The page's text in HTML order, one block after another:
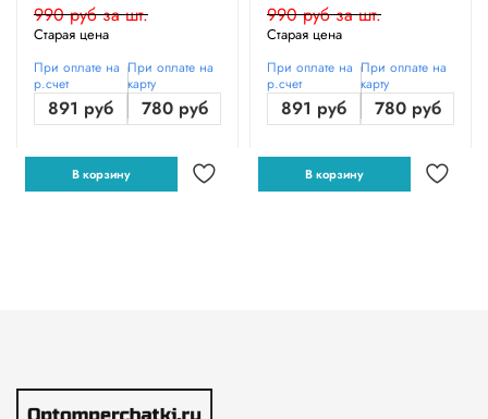
990 руб за шт.
Старая цена
При оплате на
р.счет
891 руб
При оплате на
карту
780 руб
В корзину
990 руб за шт.
Старая цена
При оплате на
р.счет
891 руб
При оплате на
карту
780 руб
В корзину